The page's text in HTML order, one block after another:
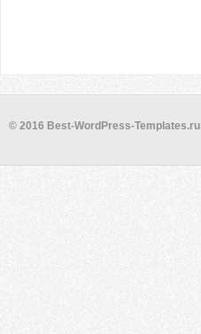
© 2016 Best-WordPress-Templates.ru